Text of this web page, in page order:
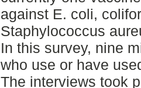
against E. coli,
Staphylococcus
In this survey, nine
who use or have
The interviews took